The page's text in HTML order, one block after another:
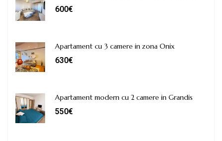
600€
Apartament cu 3 camere in zona Onix
630€
Apartament modern cu 2 camere in Grandis
550€